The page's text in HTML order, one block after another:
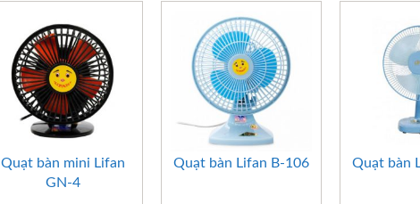
Quạt bàn mini Lifan
GN-4
Quạt bàn Lifan B-106 Quạt bàn